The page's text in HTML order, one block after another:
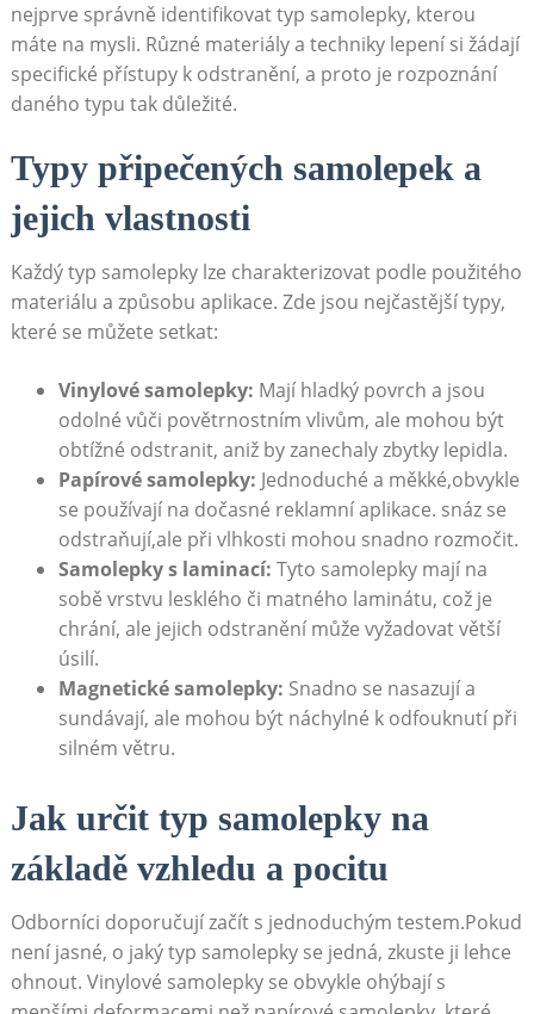
nejprve správně identifikovat‌ typ samolepky,⁤ kterou
máte na‌ mysli. Různé materiály a techniky lepení si ⁢žádají
specifické‍ přístupy ​k odstranění, a ‌proto je⁤ rozpoznání
daného⁤ typu tak důležité.
Typy připečených samolepek a
⁣jejich vlastnosti
Každý typ samolepky lze⁢ charakterizovat podle použitého
materiálu a způsobu aplikace. Zde jsou ⁣nejčastější typy,⁣
které​ se‌ můžete setkat:
Vinylové samolepky: Mají hladký povrch ⁣a ‌jsou
odolné vůči povětrnostním vlivům, ale mohou být
obtížné odstranit, aniž by ⁣zanechaly‌ zbytky‌ lepidla.
Papírové samolepky: ⁤Jednoduché a měkké,obvykle‍
se používají na dočasné reklamní aplikace.‌ snáz se
odstraňují,ale při vlhkosti mohou snadno​ rozmočit.
Samolepky s laminací: Tyto ⁣samolepky mají ⁣na‍
sobě vrstvu lesklého či matného laminátu, což ‌je
chrání, ale jejich‍ odstranění‍ může vyžadovat větší‍
úsilí.
Magnetické samolepky: Snadno​ se nasazují a
sundávají, ale mohou ⁣být⁣ náchylné ​k odfouknutí při
silném ⁣větru.
Jak určit typ samolepky na
základě ⁤vzhledu ⁢a pocitu
Odborníci ⁤doporučují začít ⁢s jednoduchým testem.Pokud⁣
není jasné, o jaký‌ typ ​samolepky⁢ se jedná, zkuste ji lehce
ohnout. Vinylové samolepky se obvykle ohýbají‍ s